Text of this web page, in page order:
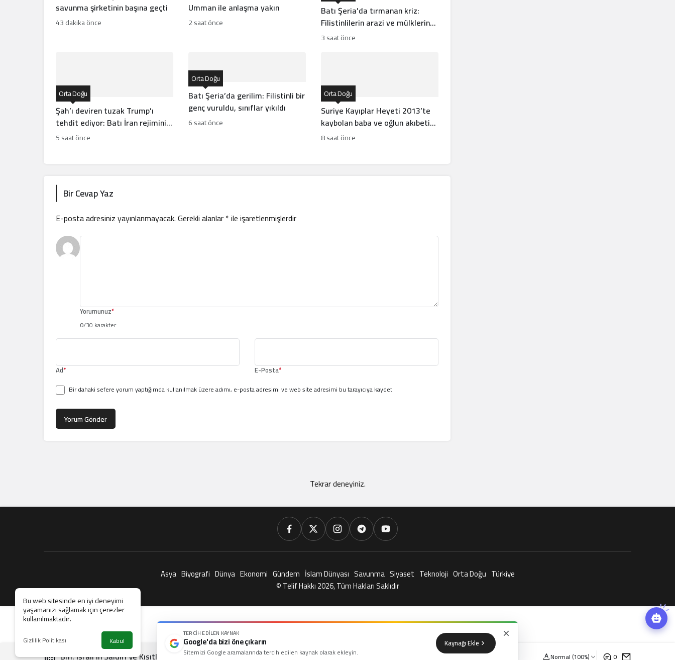
Bm: İsrail’in Saldırı Ve Kısıtlamaları Nüfusun Yok Olmasına Yol Açabilir Normal (100%) 0
savunma şirketinin başına geçti
43 dakika önce
Umman ile anlaşma yakın
2 saat önce
Batı Şeria’da tırmanan kriz:
Filistinlilerin arazi ve mülklerine
baskı artıyor
3 saat önce
Şah’ı deviren tuzak Trump’ı
tehdit ediyor: Batı İran rejiminin
direncini neden yanlış anlıyor
Orta Doğu
5 saat önce
Batı Şeria’da gerilim: Filistinli bir
genç vuruldu, sınıflar yıkıldı
Orta Doğu
6 saat önce
Suriye Kayıplar Heyeti 2013’te
kaybolan baba ve oğlun akıbetini
açıkladı
Orta Doğu
8 saat önce
Bir Cevap Yaz
E-posta adresiniz yayınlanmayacak.Gerekli alanlar*ile işaretlenmişlerdir
Yorumunuz*
0/30 karakter
Ad* E-Posta*
Bir dahaki sefere yorum yaptığımda kullanılmak üzere adımı, e-posta adresimi ve web site adresimi bu tarayıcıya kaydet.
Yorum Gönder
Tekrar deneyiniz.
Bu web sitesinde en iyi deneyimi
yaşamanızı sağlamak için çerezler
kullanılmaktadır.
Gizlilik Politikası Kabul
Asya Biyografi Dünya Ekonomi Gündem İslam Dünyası Savunma Siyaset Teknoloji Orta Doğu Türkiye
© Telif Hakkı 2026, Tüm Hakları Saklıdır
TERCIH EDILEN KAYNAK
Google'da bizi öne çıkarın
Sitemizi Google aramalarında tercih edilen kaynak olarak ekleyin.
Kaynağı Ekle